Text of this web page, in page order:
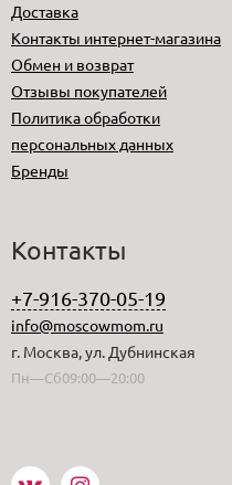
Доставка
Контакты интернет-магазина
Обмен и возврат
Отзывы покупателей
Политика обработки
персональных данных
Бренды
Контакты
+7-916-370-05-19
info@moscowmom.ru
г. Москва, ул. Дубнинская
Пн—Сб09:00—20:00